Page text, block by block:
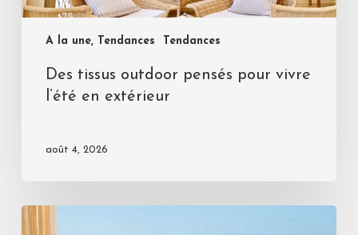
A la une, Tendances Tendances
Des tissus outdoor pensés pour vivre
l’été en extérieur
août 4, 2026